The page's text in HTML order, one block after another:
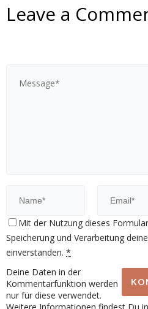
Leave a
Mit der Nutzung dieses
Speicherung und Verarbeitung
einverstanden. *
Deine Daten in der
Kommentarfunktion werden
nur für diese verwendet.
Weitere Informationen findest Du